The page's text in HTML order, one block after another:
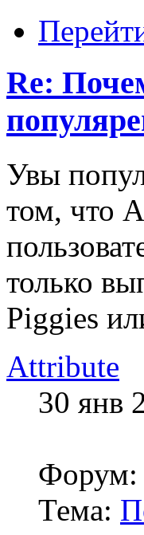
Re:
Увы
том, что
только
Piggies
Attribute
30 янв
Форум:
Тема: